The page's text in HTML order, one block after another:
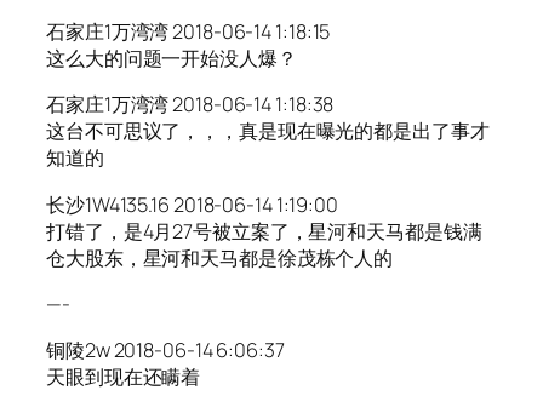
石家庄1万湾湾 2018-06-14 1:18:15
这么大的问题一开始没人爆？
石家庄1万湾湾 2018-06-14 1:18:38
这台不可思议了，，，真是现在曝光的都是出了事才
知道的
长沙1W4135.16 2018-06-14 1:19:00
打错了，是4月27号被立案了，星河和天马都是钱满
仓大股东，星河和天马都是徐茂栋个人的
—-
铜陵2w 2018-06-14 6:06:37
天眼到现在还瞒着